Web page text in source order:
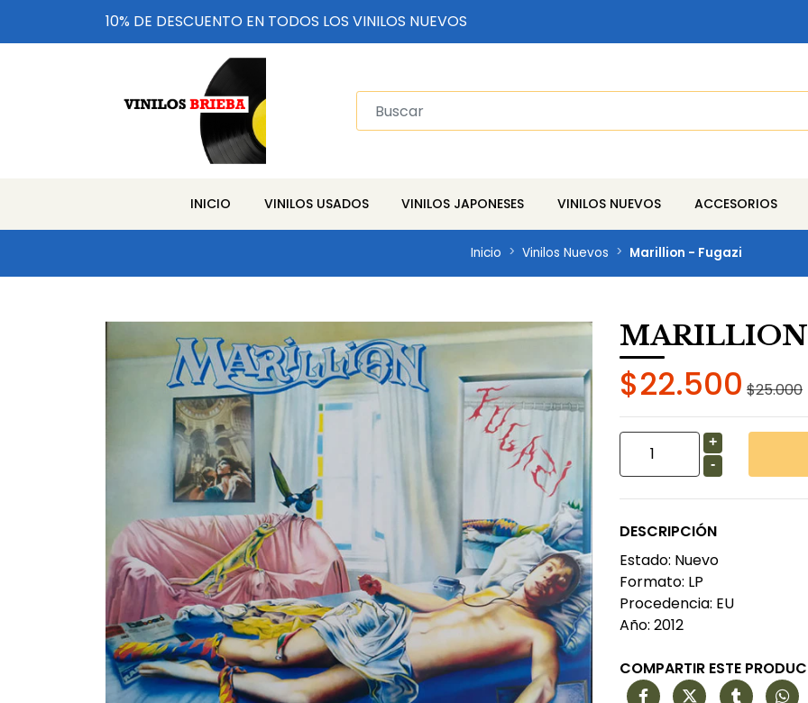
10% DE DESCUENTO EN TODOS LOS VINILOS NUEVOS
INICIO VINILOS USADOS VINILOS JAPONESES VINILOS NUEVOS ACCESORIOS
Inicio Vinilos Nuevos Marillion - Fugazi
$22.500 $25.000
+
-
DESCRIPCIÓN
Estado: Nuevo
Formato: LP
Procedencia: EU
Año: 2012
COMPARTIR ESTE